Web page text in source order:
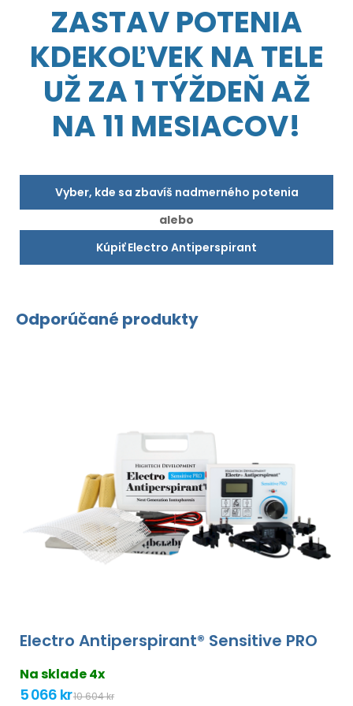
ZASTAV POTENIA
KDEKOĽVEK NA TELE
UŽ ZA 1 TÝŽDEŇ AŽ
NA 11 MESIACOV!
Vyber, kde sa zbavíš nadmerného potenia
alebo
Kúpiť Electro Antiperspirant
Odporúčané produkty
Electro Antiperspirant® Sensitive PRO
Na sklade 4x
5 066 kr10 604 kr